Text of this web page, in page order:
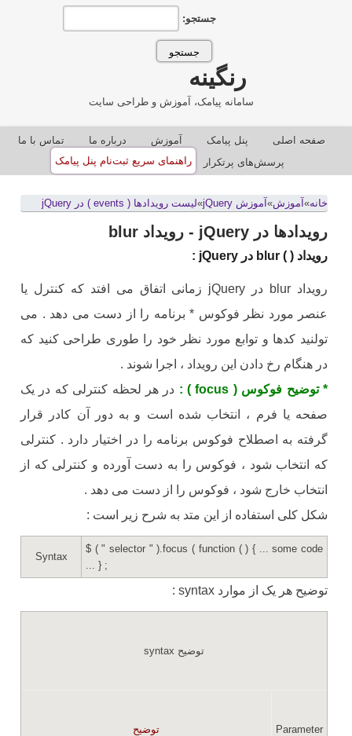
جستجو:
رنگینه
سامانه پیامک، آموزش و طراحی سایت
صفحه اصلی پنل پيامک آموزش درباره ما
تماس با ما
پرسش‌های پرتکرار
راهنمای سریع ثبت‌نام پنل پیامک
خانه» آموزش» آموزش jQuery »لیست رویدادها ( events ) در jQuery
رویدادها در jQuery - رویداد blur
رویداد ( ) blur در jQuery :
رویداد blur در jQuery زمانی اتفاق می افتد که کنترل یا
عنصر مورد نظر فوکوس * برنامه را از دست می دهد . می
تولنید کدها و توابع مورد نظر خود را طوری طراحی کنید که
در هنگام رخ دادن این رویداد ، اجرا شوند .
* توضيح فوکوس ( focus ) :
در هر لحظه کنترلی که در يک
صفحه يا فرم ، انتخاب شده است و به دور آن کادر قرار
گرفته به اصطلاح فوکوس برنامه را در اختيار دارد . کنترلی
که انتخاب شود ، فوکوس را به دست آورده و کنترلی که از
انتخاب خارج شود ، فوکوس را از دست می دهد .
شکل کلی استفاده از این متد به شرح زیر است :
Syntax
$ ( " selector " ).focus ( function ( ) { ... some code
... } ;
توضیح هر یک از موارد syntax :
syntax توضیح
توضیح Parameter